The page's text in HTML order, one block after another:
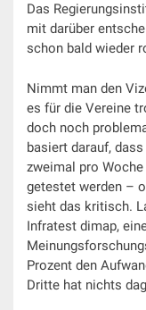
Das
mit darüber
schon bald wieder
Nimmt man den
es für die Vereine
doch noch
basiert darauf,
zweimal pro
getestet werden –
sieht das kritisch.
Infratest dimap,
Prozent den
Dritte hat nichts